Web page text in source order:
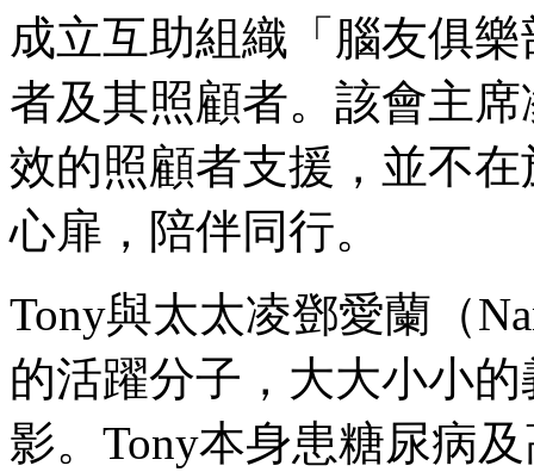
成立互助組織「腦友俱
者及其照顧者。該會主
效的照顧者支援，並不
心扉，陪伴同行。
Tony與太太凌鄧愛蘭（
的活躍分子，大大小小
影。Tony本身患糖尿病